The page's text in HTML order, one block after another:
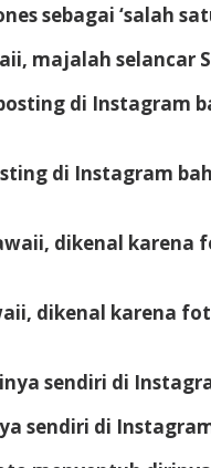
sebagai ‘salah
majalah
di Instagram
dikenal karena
sendiri di